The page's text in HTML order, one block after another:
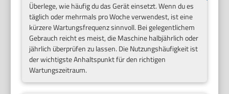
Überlege, wie häufig du das Gerät einsetzt. Wenn du es
täglich oder mehrmals pro Woche verwendest, ist eine
kürzere Wartungsfrequenz sinnvoll. Bei gelegentlichem
Gebrauch reicht es meist, die Maschine halbjährlich oder
jährlich überprüfen zu lassen. Die Nutzungshäufigkeit ist
der wichtigste Anhaltspunkt für den richtigen
Wartungszeitraum.